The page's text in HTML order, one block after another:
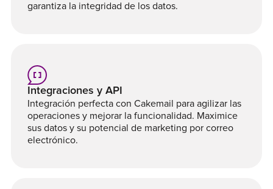
garantiza la integridad de los datos.
Integraciones y API
Integración perfecta con Cakemail para agilizar las
operaciones y mejorar la funcionalidad. Maximice
sus datos y su potencial de marketing por correo
electrónico.